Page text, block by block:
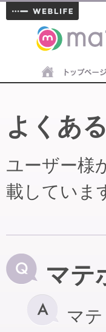
materials
よくあ
ユーザー様
載していま
マテ
マ